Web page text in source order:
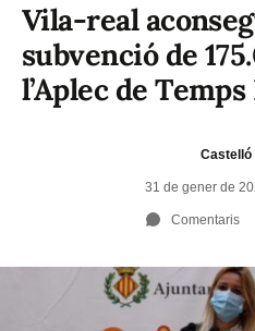
Vila-real
subvenció de
l’Aplec de
Castelló
31 de gener de
Comentaris